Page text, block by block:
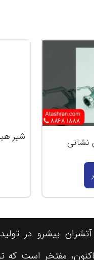
نشانی شیر
پیشرو در
تاکنون، مفتخر است